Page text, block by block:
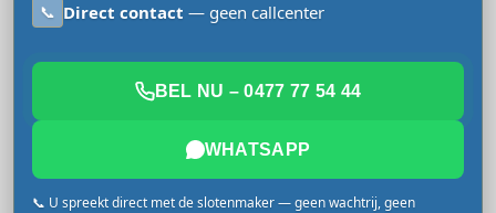
📞 Direct contact — geen callcenter
BEL NU – 0477 77 54 44
WHATSAPP
📞 U spreekt direct met de slotenmaker — geen wachtrij, geen